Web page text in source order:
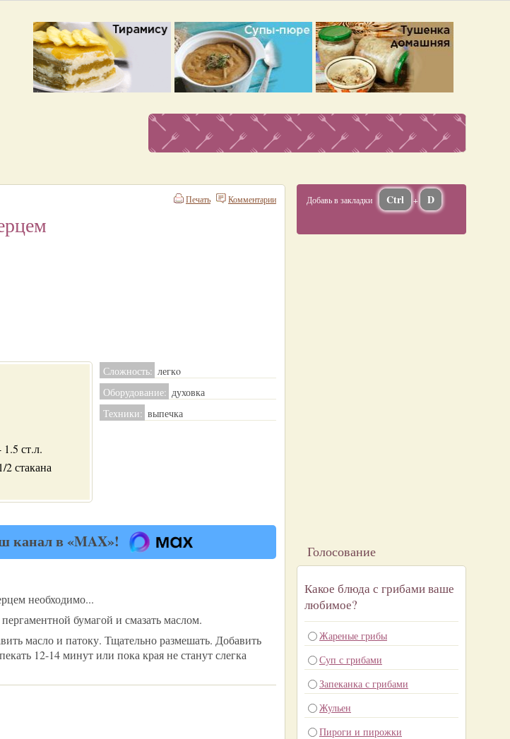
Комментарии
Печать
Сложность: легкo
Оборудование: духовка
Техники: выпечка
ст.л.
стакана
канал в «MAX»!
необходимо...
бумагой и смазать маслом.
масло и патоку. Тщательно размешать. Добавить
12-14 минут или пока края не станут слегка
Добавь в закладки Ctrl + D
Голосование
Какое блюда с грибами ваше
любимое?
Жареные грибы
Суп с грибами
Запеканка с грибами
Жульен
Пироги и пирожки